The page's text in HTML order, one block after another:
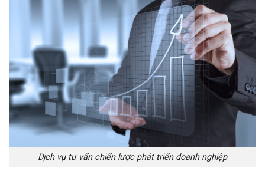
Dịch vụ tư vấn chiến lược phát triển doanh nghiệp